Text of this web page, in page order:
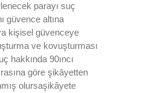
parayı suç
güvence altına
kişisel güvenceye
ve kovuşturması
hakkında 90ıncı
göre şikâyetten
olursaşikâyete